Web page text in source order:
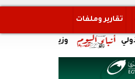
تقارير وملفات
وزير العمل يتابع حادث انقلاب